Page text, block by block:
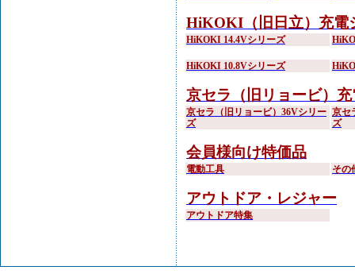
HiKOKI（旧日立）充電
HiKOKI 14.4Vシリーズ
HiKOKI 10.8Vシリーズ
京セラ（旧リョービ）
京セラ（旧リョービ）36Vシリー
ズ
京セ
ズ
会員様向け特価品
電動工具 その
アウトドア・レジャー
アウトドア特集